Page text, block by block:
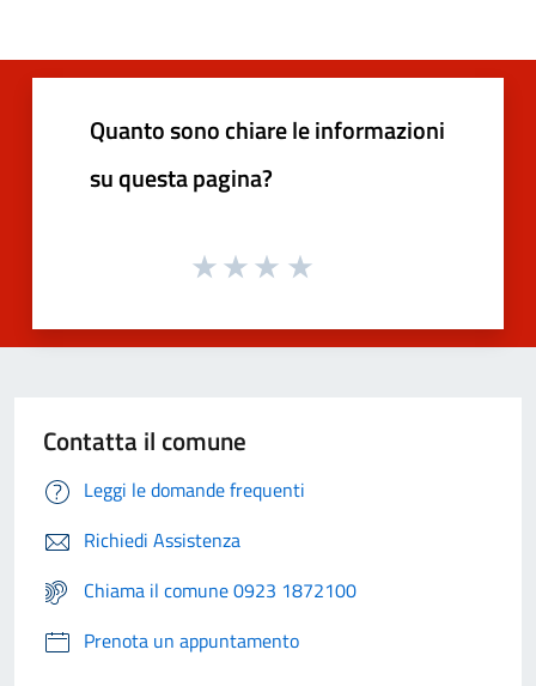
Quanto sono chiare le informazioni
su questa pagina?
Contatta il comune
Leggi le domande frequenti
Richiedi Assistenza
Chiama il comune 0923 1872100
Prenota un appuntamento